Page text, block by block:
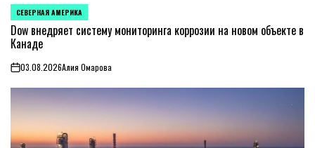
ОПУБЛИКОВАНО
В
СЕВЕРНАЯ АМЕРИКА
Dow внедряет систему мониторинга коррозии на новом объекте в
Канаде
on03.08.2026Алия Омарова